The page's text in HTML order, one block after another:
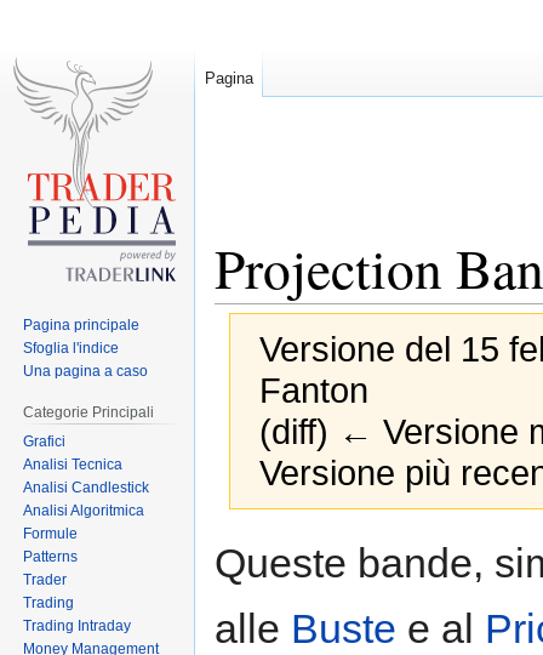
Projection
Versione del 15
Fanton
(diff) ← Versione
Versione più
to
to
Queste bande,
alle Buste e al
Pagina
Pagina principale
Sfoglia l'indice
Una pagina a caso
Categorie Principali
Grafici
Analisi Tecnica
Analisi Candlestick
Analisi Algoritmica
Formule
Patterns
Trader
Trading
Trading Intraday
Money Management